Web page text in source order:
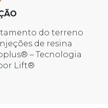
do terreno
de resina
– Tecnologia
Lift®